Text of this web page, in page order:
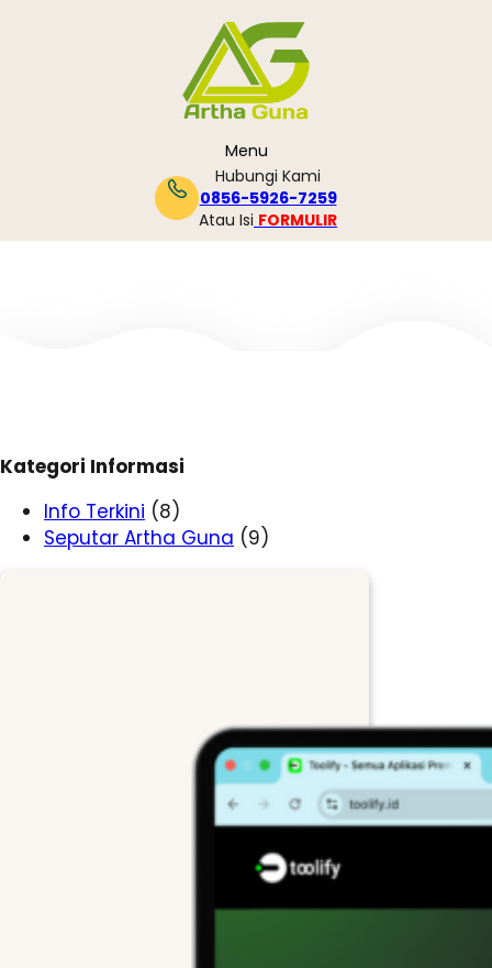
Menu
Hubungi Kami
0856-5926-7259
Atau Isi FORMULIR
Kategori Informasi
Info Terkini (8)
Seputar Artha Guna (9)